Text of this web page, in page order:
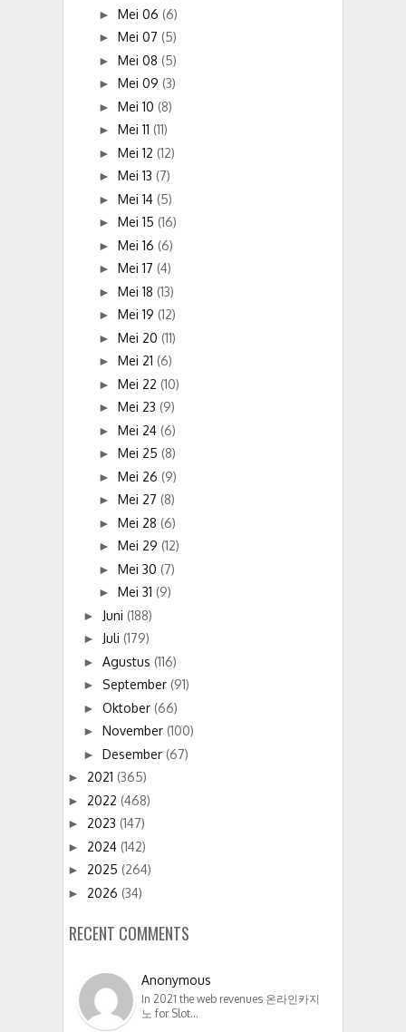
► Mei 06 (6)
► Mei 07 (5)
► Mei 08 (5)
► Mei 09 (3)
► Mei 10 (8)
► Mei 11 (11)
► Mei 12 (12)
► Mei 13 (7)
► Mei 14 (5)
► Mei 15 (16)
► Mei 16 (6)
► Mei 17 (4)
► Mei 18 (13)
► Mei 19 (12)
► Mei 20 (11)
► Mei 21 (6)
► Mei 22 (10)
► Mei 23 (9)
► Mei 24 (6)
► Mei 25 (8)
► Mei 26 (9)
► Mei 27 (8)
► Mei 28 (6)
► Mei 29 (12)
► Mei 30 (7)
► Mei 31 (9)
► Juni (188)
► Juli (179)
► Agustus (116)
► September (91)
► Oktober (66)
► November (100)
► Desember (67)
► 2021 (365)
► 2022 (468)
► 2023 (147)
► 2024 (142)
► 2025 (264)
► 2026 (34)
RECENT COMMENTS
Anonymous
In 2021 the web revenues 온라인카지
노 for Slot…